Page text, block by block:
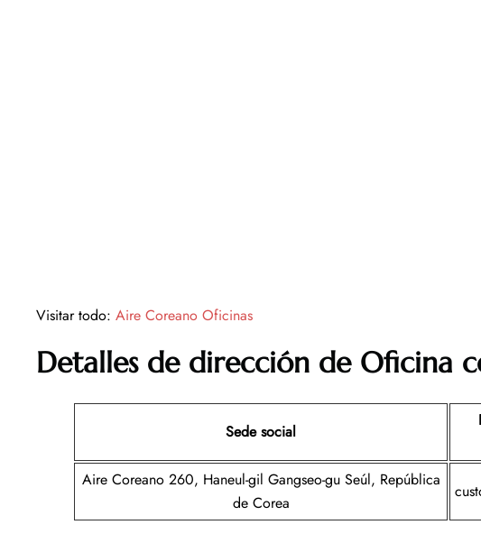
Visitar todo: Aire Coreano Oficinas
Detalles de dirección de Oficina
Sede social
Aire Coreano 260, Haneul-gil Gangseo-gu Seúl, República
de Corea